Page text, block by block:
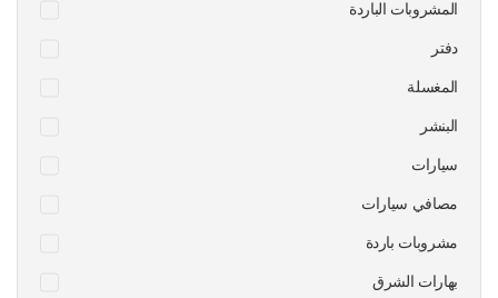
المشروبات الباردة
دفتر
المغسلة
البنشر
سيارات
مصافي سيارات
مشروبات باردة
بهارات الشرق